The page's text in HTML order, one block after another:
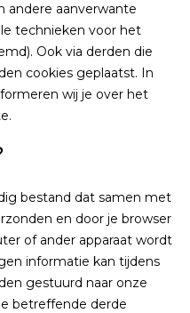
andere aanverwante
technieken voor het
Ook via derden die
cookies geplaatst. In
wij je over het
bestand dat samen met
en door je browser
of ander apparaat wordt
informatie kan tijdens
gestuurd naar onze
betreffende derde